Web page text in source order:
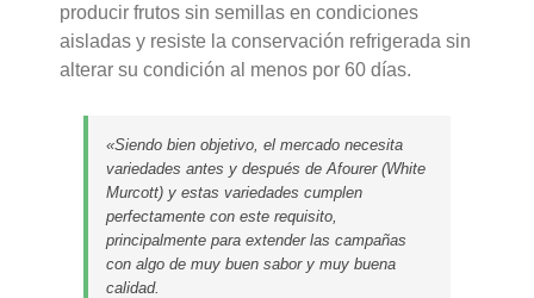
producir frutos sin semillas en condiciones
aisladas y resiste la conservación refrigerada sin
alterar su condición al menos por 60 días.
«Siendo bien objetivo, el mercado necesita
variedades antes y después de Afourer (White
Murcott) y estas variedades cumplen
perfectamente con este requisito,
principalmente para extender las campañas
con algo de muy buen sabor y muy buena
calidad.